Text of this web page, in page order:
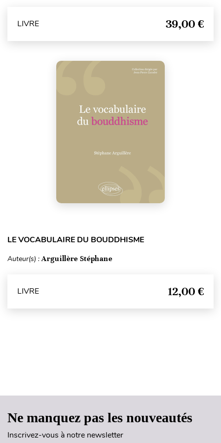
LIVRE 39,00 €
LE VOCABULAIRE DU BOUDDHISME
Auteur(s) :Arguillère Stéphane
LIVRE 12,00 €
Ne manquez pas les nouveautés
Inscrivez-vous à notre newsletter